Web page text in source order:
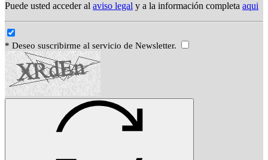
Puede usted acceder al aviso legal y a la información completa aqui
* Deseo suscribirme al servicio de Newsletter.